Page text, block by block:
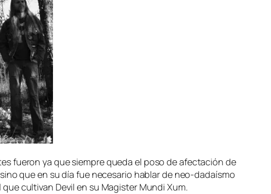
fue­ron ya que siem­pre que­da el po­so de afec­ta­ción de
que en su día fue ne­ce­sa­rio ha­blar de neo-dadaísmo
cul­ti­van Devil en su Magister Mundi Xum.